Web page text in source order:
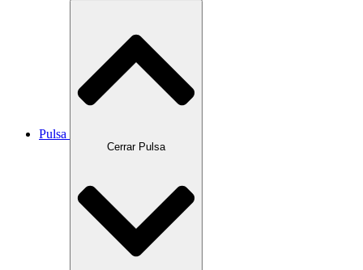
Pulsa
Cerrar Pulsa